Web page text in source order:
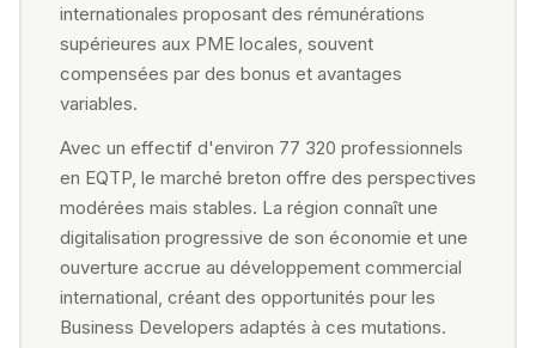
internationales proposant des rémunérations
supérieures aux PME locales, souvent
compensées par des bonus et avantages
variables.
Avec un effectif d'environ 77 320 professionnels
en EQTP, le marché breton offre des perspectives
modérées mais stables. La région connaît une
digitalisation progressive de son économie et une
ouverture accrue au développement commercial
international, créant des opportunités pour les
Business Developers adaptés à ces mutations.